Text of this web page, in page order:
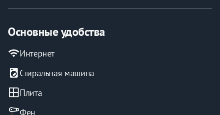
руб.
согласуется индивидуально.
Основные удобства
wifiИнтернет
local_laundry_service Стиральная машина
windowПлита
Фен